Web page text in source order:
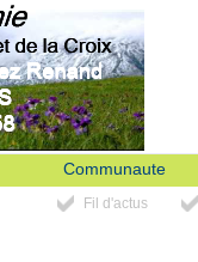
Communaute
Fil d'actus